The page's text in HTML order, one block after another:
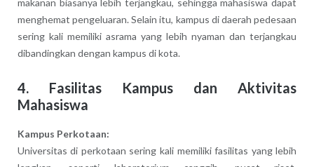
menghemat pengeluaran. Selain itu, kampus di daerah pedesaan
sering kali memiliki asrama yang lebih nyaman dan terjangkau
dibandingkan dengan kampus di kota.
4. Fasilitas Kampus dan Aktivitas
Mahasiswa
Kampus Perkotaan:
Universitas di perkotaan sering kali memiliki fasilitas yang lebih